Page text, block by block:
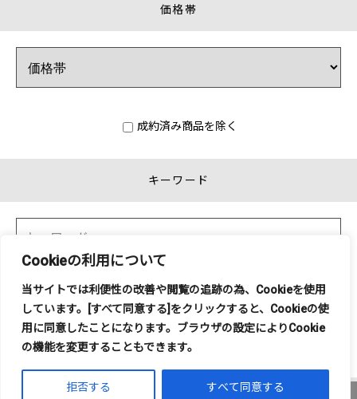
Cookieの利用について
当サイトでは利便性の改善や閲覧の追跡の為、 Cookieを使用
しています。
[すべて同意する] をクリックすると、 Cookieの使
用に同意したことになります。ブラウザの設定によりCookie
の機能を変更することもできます。
拒否する
すべて同意する
価格帯
成約済み商品を除く
キーワード